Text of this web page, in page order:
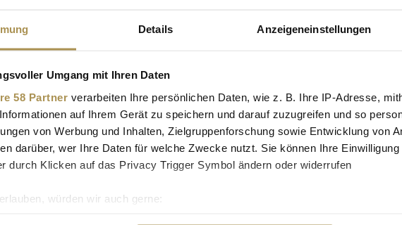
Details Anzeigeneinstellungen
Umgang mit Ihren Daten
58 Partner verarbeiten Ihre persönlichen Daten, wie z. B. Ihre IP-Adresse,
auf Ihrem Gerät zu speichern und darauf zuzugreifen und so
von Werbung und Inhalten, Zielgruppenforschung sowie Entwicklung von
darüber, wer Ihre Daten für welche Zwecke nutzt. Sie können Ihre
durch Klicken auf das Privacy Trigger Symbol ändern oder widerrufen
würden wir auch gerne:
Advertisement